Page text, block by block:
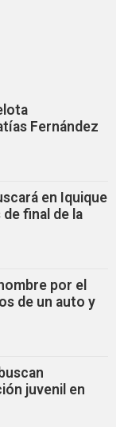
Fernández
en Iquique
final de la
por el
de un auto y
juvenil en